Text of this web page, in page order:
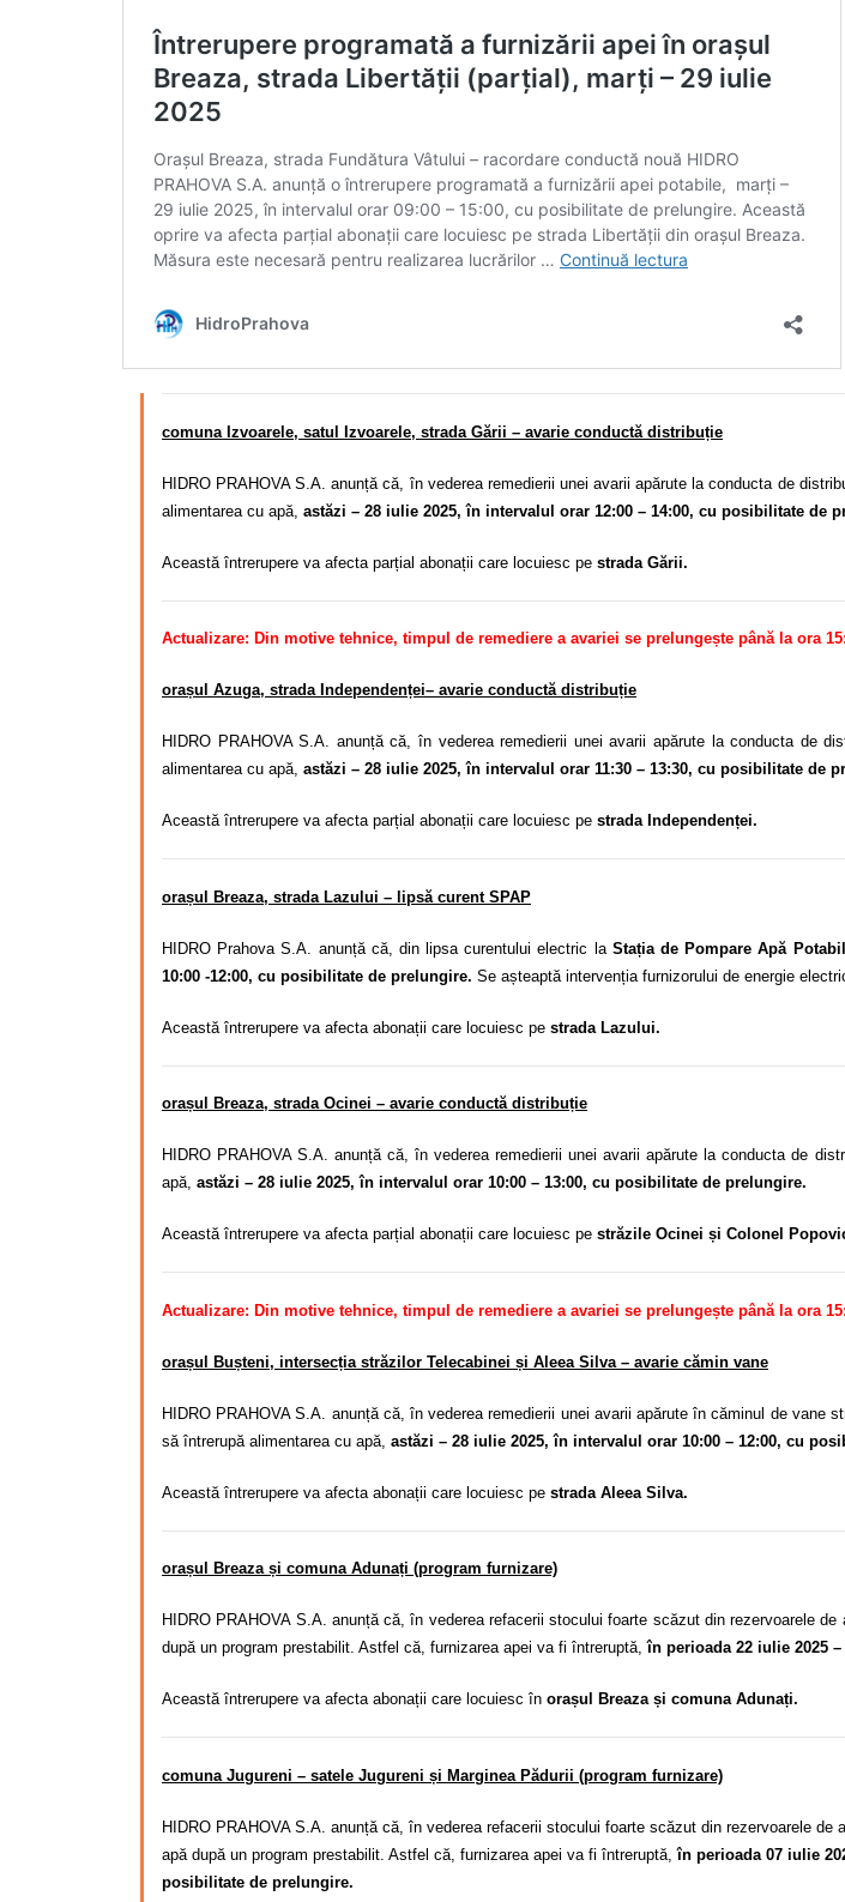
comuna Izvoarele, satul Izvoarele, strada Gării – avarie conductă distribuție
HIDRO PRAHOVA S.A. anunță că, în vederea remedierii unei avarii apărute la conducta de
alimentarea cu apă, astăzi – 28 iulie 2025, în intervalul orar 12:00 – 14:00, cu posibilitate de
Această întrerupere va afecta parțial abonații care locuiesc pe strada Gării.
Actualizare: Din motive tehnice, timpul de remediere a avariei se prelungește până la ora
orașul Azuga, strada Independenței– avarie conductă distribuție
HIDRO PRAHOVA S.A. anunță că, în vederea remedierii unei avarii apărute la conducta de
alimentarea cu apă, astăzi – 28 iulie 2025, în intervalul orar 11:30 – 13:30, cu posibilitate de
Această întrerupere va afecta parțial abonații care locuiesc pe strada Independenței.
orașul Breaza, strada Lazului – lipsă curent SPAP
HIDRO Prahova S.A. anunță că, din lipsa curentului electric la Stația de Pompare Apă
10:00 -12:00, cu posibilitate de prelungire. Se așteaptă intervenția furnizorului de energie
Această întrerupere va afecta abonații care locuiesc pe strada Lazului.
orașul Breaza, strada Ocinei – avarie conductă distribuție
HIDRO PRAHOVA S.A. anunță că, în vederea remedierii unei avarii apărute la conducta de
apă, astăzi – 28 iulie 2025, în intervalul orar 10:00 – 13:00, cu posibilitate de prelungire.
Această întrerupere va afecta parțial abonații care locuiesc pe străzile Ocinei și Colonel
Actualizare: Din motive tehnice, timpul de remediere a avariei se prelungește până la ora
orașul Bușteni, intersecția străzilor Telecabinei și Aleea Silva – avarie cămin vane
HIDRO PRAHOVA S.A. anunță că, în vederea remedierii unei avarii apărute în căminul de vane
să întrerupă alimentarea cu apă, astăzi – 28 iulie 2025, în intervalul orar 10:00 – 12:00, cu
Această întrerupere va afecta abonații care locuiesc pe strada Aleea Silva.
orașul Breaza și comuna Adunați (program furnizare)
HIDRO PRAHOVA S.A. anunță că, în vederea refacerii stocului foarte scăzut din rezervoarele
după un program prestabilit. Astfel că, furnizarea apei va fi întreruptă,în perioada 22 iulie 2025
Această întrerupere va afecta abonații care locuiesc în orașul Breaza și comuna Adunați.
comuna Jugureni – satele Jugureni și Marginea Pădurii (program furnizare)
HIDRO PRAHOVA S.A. anunță că, în vederea refacerii stocului foarte scăzut din rezervoarele
apă după un program prestabilit. Astfel că, furnizarea apei va fi întreruptă,în perioada 07 iulie
posibilitate de prelungire.